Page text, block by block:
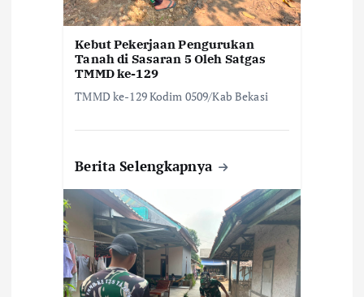
Kebut Pekerjaan Pengurukan
Tanah di Sasaran 5 Oleh Satgas
TMMD ke-129
TMMD ke-129 Kodim 0509/Kab Bekasi
Berita Selengkapnya